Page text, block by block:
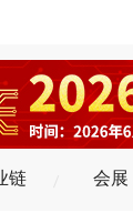
链 会展